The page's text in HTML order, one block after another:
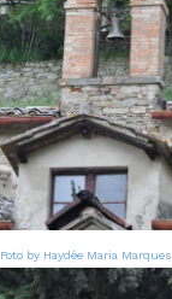
Foto by Haydée Maria Marques